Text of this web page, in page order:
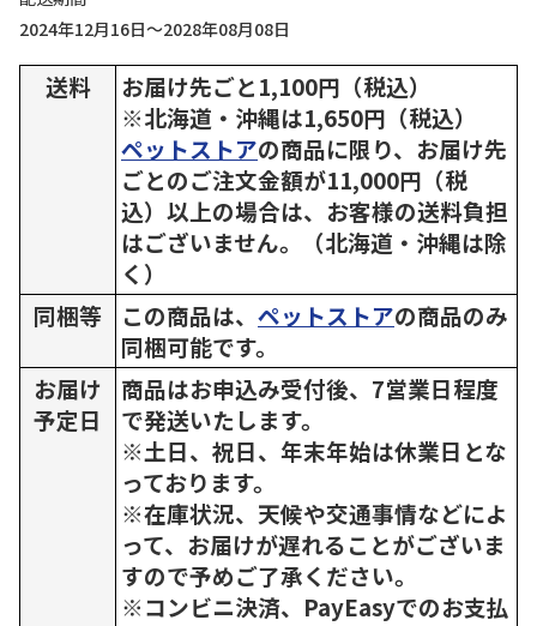
2024年12月16日～2028年08月08日
送料
お届け先ごと1,100円（税込）
※北海道・沖縄は1,650円（税込）
ペットストアの商品に限り、お届け先
ごとのご注文金額が11,000円（税
込）以上の場合は、お客様の送料負担
はございません。（北海道・沖縄は除
く）
同梱等
この商品は、 ペットストアの商品のみ
同梱可能です。
お届け
予定日
商品はお申込み受付後、7営業日程度
で発送いたします。
※土日、祝日、年末年始は休業日とな
っております。
※在庫状況、天候や交通事情などによ
って、お届けが遅れることがございま
すので予めご了承ください。
※コンビニ決済、PayEasyでのお支払